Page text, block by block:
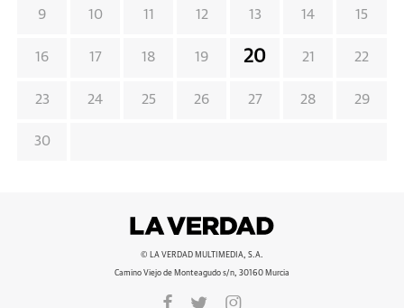
9 10 11 12 13 14 15
16 17 18 19 20 21 22
23 24 25 26 27 28 29
30
© LA VERDAD MULTIMEDIA, S.A.
Camino Viejo de Monteagudo s/n, 30160 Murcia